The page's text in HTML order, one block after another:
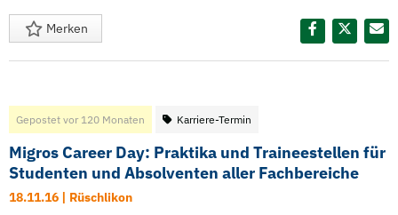
Merken
Gepostet vor 120 Monaten Karriere-Termin
Migros Career Day: Praktika und Traineestellen für
Studenten und Absolventen aller Fachbereiche
18.11.16 | Rüschlikon